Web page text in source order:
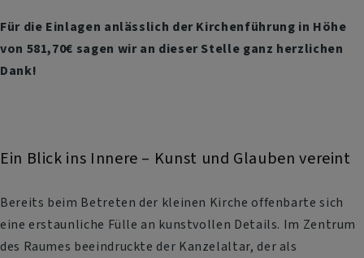
Für die Einlagen anlässlich der Kirchenführung in Höhe
von 581,70€ sagen wir an dieser Stelle ganz herzlichen
Dank!
Ein Blick ins Innere – Kunst und Glauben vereint
Bereits beim Betreten der kleinen Kirche offenbarte sich
eine erstaunliche Fülle an kunstvollen Details. Im Zentrum
des Raumes beeindruckte der Kanzelaltar, der als